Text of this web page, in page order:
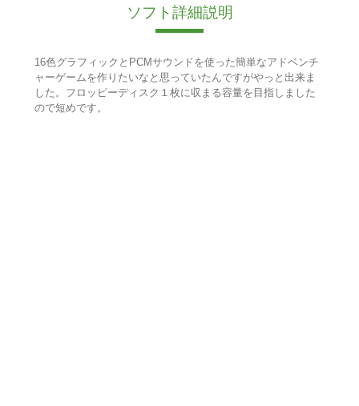
ソフト詳細説明
16色グラフィックとPCMサウンドを使った簡単なアドベンチ
ャーゲームを作りたいなと思っていたんですがやっと出来ま
した。フロッピーディスク１枚に収まる容量を目指しました
ので短めです。